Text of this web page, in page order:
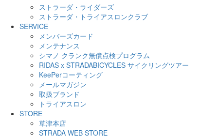
ストラーダ・ライダーズ
ストラーダ・トライアスロンクラブ
SERVICE
メンバーズカード
メンテナンス
シマノ クランク無償点検プログラム
RIDAS x STRADABICYCLES サイクリングツアー
KeePerコーティング
メールマガジン
取扱ブランド
トライアスロン
STORE
草津本店
STRADA WEB STORE